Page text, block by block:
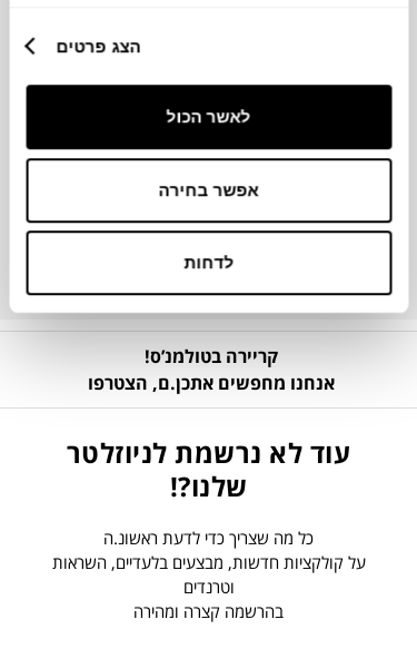
הצג פרטים
לאשר הכול
אפשר בחירה
לדחות
מק"ט
פרטים נוספים
קריירה בטולמנ’ס!
אנחנו מחפשים אתכן.ם, הצטרפו
עוד לא נרשמת לניוזלטר
שלנו?!
כל מה שצריך כדי לדעת ראשונ.ה
על קולקציות חדשות, מבצעים בלעדיים, השראות
וטרנדים
בהרשמה קצרה ומהירה